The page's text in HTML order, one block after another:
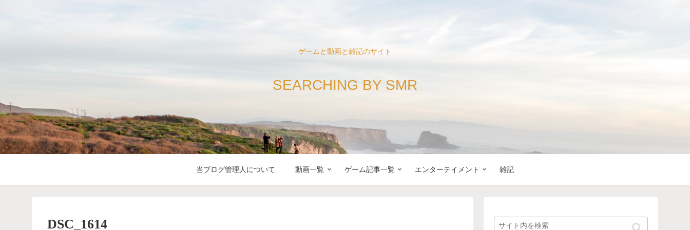
ゲームと動画と雑記のサイト
SEARCHING BY SMR
当ブログ管理人について 動画一覧 ゲーム記事一覧 エンターテイメント 雑記
DSC_1614